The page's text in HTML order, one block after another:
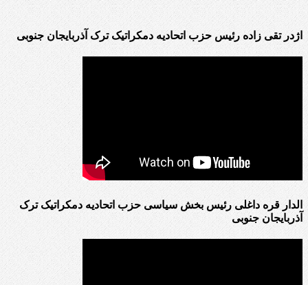
اژدر تقی زاده رئیس حزب اتحادیه دمکراتیک ترک آذربایجان جنوبی
الدار قره داغلی رئیس بخش سیاسی حزب اتحادیه دمکراتیک ترک
آذربایجان جنوبی